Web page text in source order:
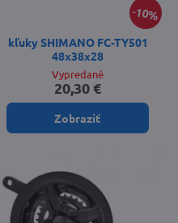
10%
kľuky SHIMANO FC-TY501
48x38x28
Vypredané
20,30 €
Zobraziť